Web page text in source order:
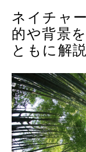
ネイチャ
的や背景
ともに解説